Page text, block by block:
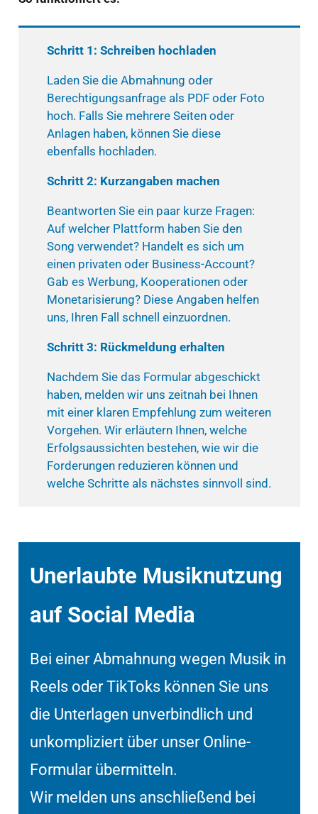
Schritt 1: Schreiben hochladen
Laden Sie die Abmahnung oder
Berechtigungsanfrage als PDF oder Foto
hoch. Falls Sie mehrere Seiten oder
Anlagen haben, können Sie diese
ebenfalls hochladen.
Schritt 2: Kurzangaben machen
Beantworten Sie ein paar kurze Fragen:
Auf welcher Plattform haben Sie den
Song verwendet? Handelt es sich um
einen privaten oder Business-Account?
Gab es Werbung, Kooperationen oder
Monetarisierung? Diese Angaben helfen
uns, Ihren Fall schnell einzuordnen.
Schritt 3: Rückmeldung erhalten
Nachdem Sie das Formular abgeschickt
haben, melden wir uns zeitnah bei Ihnen
mit einer klaren Empfehlung zum weiteren
Vorgehen. Wir erläutern Ihnen, welche
Erfolgsaussichten bestehen, wie wir die
Forderungen reduzieren können und
welche Schritte als nächstes sinnvoll sind.
Unerlaubte Musiknutzung
auf Social Media
Bei einer Abmahnung wegen Musik in
Reels oder TikToks können Sie uns
die Unterlagen unverbindlich und
unkompliziert über unser Online-
Formular übermitteln.
Wir melden uns anschließend bei